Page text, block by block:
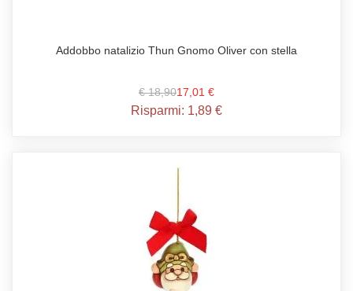
Addobbo natalizio Thun Gnomo Oliver con stella
€ 18,9017,01 €
Risparmi: 1,89 €